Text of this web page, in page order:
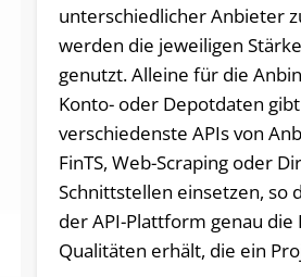
unterschiedlicher Anbieter
werden die jeweiligen
genutzt. Alleine für die
Konto- oder Depotdaten
verschiedenste APIs von
FinTS, Web-Scraping oder
Schnittstellen einsetzen, so
der API-Plattform genau die
Qualitäten erhält, die ein